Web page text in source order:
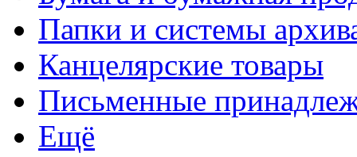
Папки и системы
Канцелярские товары
Письменные
Ещё